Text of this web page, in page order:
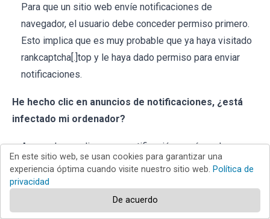
Para que un sitio web envíe notificaciones de
navegador, el usuario debe conceder permiso primero.
Esto implica que es muy probable que ya haya visitado
rankcaptcha[.]top y le haya dado permiso para enviar
notificaciones.
He hecho clic en anuncios de notificaciones, ¿está
infectado mi ordenador?
Aunque hacer clic en una notificación en sí puede no
causar daños, los sitios web a los que conducen estos
anuncios podrían ser maliciosos.
En este sitio web, se usan cookies para garantizar una
experiencia óptima cuando visite nuestro sitio web. Política de
privacidad
De acuerdo